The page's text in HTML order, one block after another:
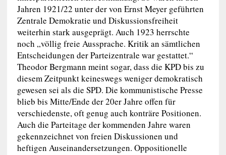
Jahren 1921/22 unter der von Ernst Meyer geführten
Zentrale Demokratie und Diskussionsfreiheit
weiterhin stark ausgeprägt. Auch 1923 herrschte
noch „völlig freie Aussprache. Kritik an sämtlichen
Entscheidungen der Parteizentrale war gestattet.“
Theodor Bergmann meint sogar, dass die KPD bis zu
diesem Zeitpunkt keineswegs weniger demokratisch
gewesen sei als die SPD. Die kommunistische Presse
blieb bis Mitte/Ende der 20er Jahre offen für
verschiedenste, oft genug auch konträre Positionen.
Auch die Parteitage der kommenden Jahre waren
gekennzeichnet von freien Diskussionen und
heftigen Auseinandersetzungen. Oppositionelle